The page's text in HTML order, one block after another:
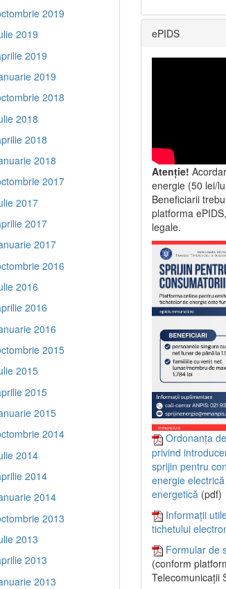
2019
2019
2019
2019
2018
2018
2018
2018
2017
2017
2017
2017
2016
2016
2016
2016
2015
2015
2015
2015
2014
2014
2014
2014
2013
2013
2013
2013
ePIDS
Atenție!
energie (50 lei/
Beneficiarii
platforma
legale.
Ordonanța
privind
sprijin pentru
energie
energetică (pdf)
Informații
tichetului
Formular de
(conform
Telecomunicații